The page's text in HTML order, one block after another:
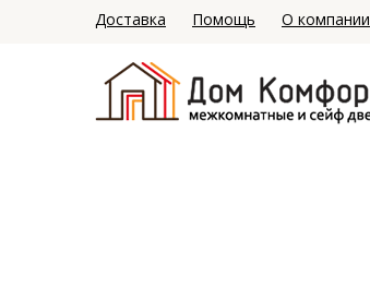
Доставка Помощь О компании